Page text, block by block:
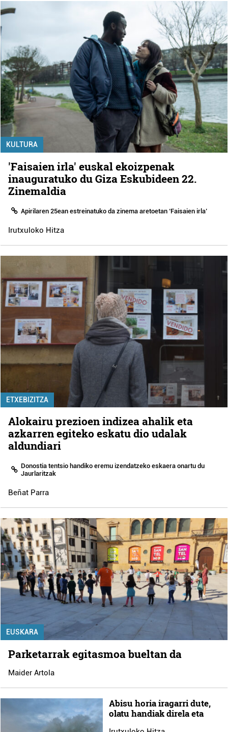
KULTURA
'Faisaien irla' euskal ekoizpenak
inauguratuko du Giza Eskubideen 22.
Zinemaldia
Apirilaren 25ean estreinatuko da zinema aretoetan ‘Faisaien irla’
Irutxuloko Hitza
ETXEBIZITZA
Alokairu prezioen indizea ahalik eta
azkarren egiteko eskatu dio udalak
aldundiari
Donostia tentsio handiko eremu izendatzeko eskaera onartu du
Jaurlaritzak
Beñat Parra
EUSKARA
Parketarrak egitasmoa bueltan da
Maider Artola
Abisu horia iragarri dute,
olatu handiak direla eta